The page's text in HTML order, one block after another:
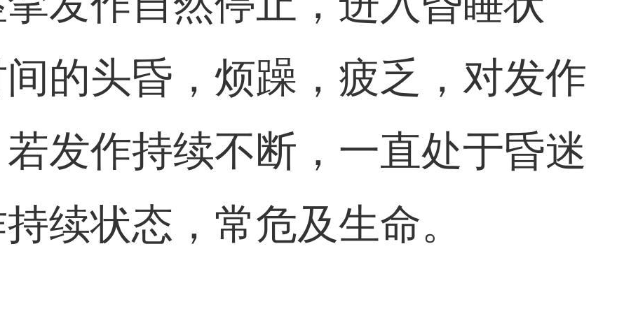
的头昏，烦躁，疲乏，对发作
发作持续不断，一直处于昏迷
续状态，常危及生命。